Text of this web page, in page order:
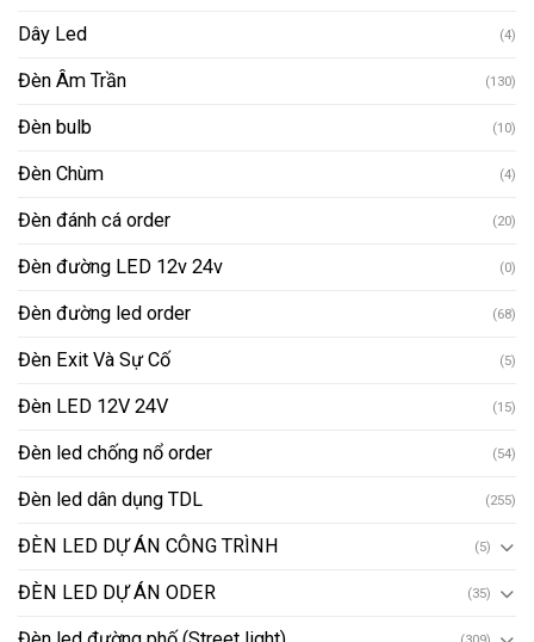
Dây Led (4)
Đèn Âm Trần (130)
Đèn bulb (10)
Đèn Chùm (4)
Đèn đánh cá order (20)
Đèn đường LED 12v 24v (0)
Đèn đường led order (68)
Đèn Exit Và Sự Cố (5)
Đèn LED 12V 24V (15)
Đèn led chống nổ order (54)
Đèn led dân dụng TDL (255)
ĐÈN LED DỰ ÁN CÔNG TRÌNH (5)
ĐÈN LED DỰ ÁN ODER (35)